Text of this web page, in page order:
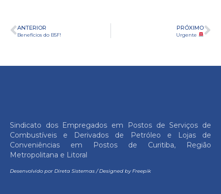
ANTERIOR
Benefícios do BSF!
PRÓXIMO
Urgente
Sindicato dos Empregados em Postos de Serviços de
Combustíveis e Derivados de Petróleo e Lojas de
Conveniências em Postos de Curitiba, Região
Metropolitana e Litoral
Desenvolvido por Direta Sistemas/Designed by Freepik